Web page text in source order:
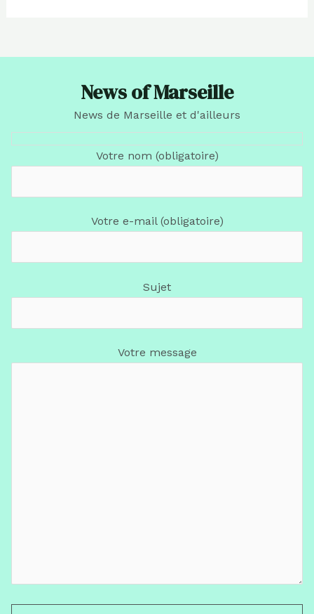
News of Marseille
News de Marseille et d'ailleurs
Votre nom (obligatoire)
Votre e-mail (obligatoire)
Sujet
Votre message